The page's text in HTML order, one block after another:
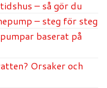
– så gör du
– steg för steg
baserat på
Orsaker och